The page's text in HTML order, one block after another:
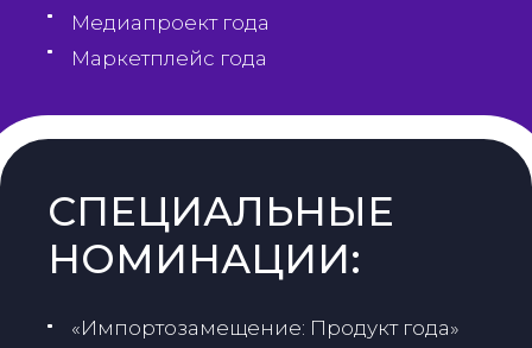
СПЕЦИАЛЬНЫЕ
НОМИНАЦИИ:
«Импортозамещение: Продукт года»
Медиапроект года
Маркетплейс года